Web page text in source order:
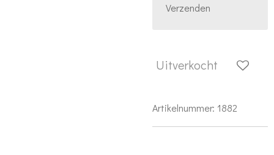
Verzenden
Uitverkocht
Artikelnummer: 1882